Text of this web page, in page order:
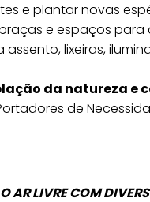
e plantar novas
e espaços para
lixeiras,
da natureza e
de
AR LIVRE COM